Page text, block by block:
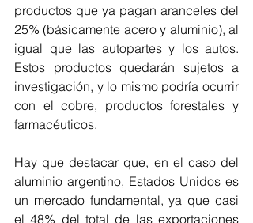
productos que ya pagan aranceles del
25% (básicamente acero y aluminio), al
igual que las autopartes y los autos.
Estos productos quedarán sujetos a
investigación, y lo mismo podría ocurrir
con el cobre, productos forestales y
farmacéuticos.
Hay que destacar que, en el caso del
aluminio argentino, Estados Unidos es
un mercado fundamental, ya que casi
el 48% del total de las exportaciones